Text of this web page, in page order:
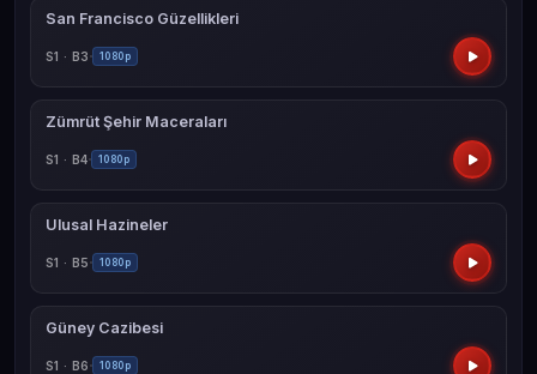
San Francisco Güzellikleri
S1 · B3 1080p
Zümrüt Şehir Maceraları
S1 · B4 1080p
Ulusal Hazineler
S1 · B5 1080p
Güney Cazibesi
S1 · B6 1080p